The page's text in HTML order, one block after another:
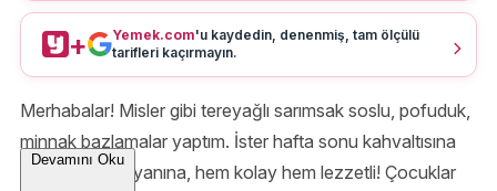
+ Yemek.com'u kaydedin, denenmiş, tam ölçülü
tarifleri kaçırmayın.
Merhabalar! Misler gibi tereyağlı sarımsak soslu, pofuduk,
minnak bazlamalar yaptım. İster hafta sonu kahvaltısına
ister 5 çayının yanına, hem kolay hem lezzetli! Çocuklar
Devamını Oku